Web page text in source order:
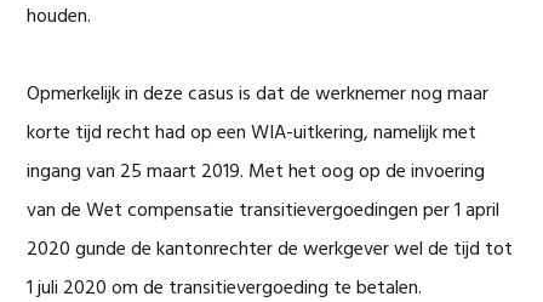
houden.
Opmerkelijk in deze casus is dat de werknemer nog maar
korte tijd recht had op een WIA-uitkering, namelijk met
ingang van 25 maart 2019. Met het oog op de invoering
van de Wet compensatie transitievergoedingen per 1 april
2020 gunde de kantonrechter de werkgever wel de tijd tot
1 juli 2020 om de transitievergoeding te betalen.